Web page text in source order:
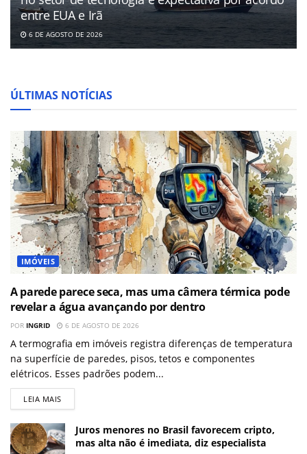
entre EUA e Irã
6 DE AGOSTO DE 2026
ÚLTIMAS NOTÍCIAS
IMÓVEIS
A parede parece seca, mas uma câmera térmica pode
revelar a água avançando por dentro
POR INGRID 6 DE AGOSTO DE 2026
A termografia em imóveis registra diferenças de temperatura
na superfície de paredes, pisos, tetos e componentes
elétricos. Esses padrões podem...
LEIA MAIS
Juros menores no Brasil favorecem cripto,
mas alta não é imediata, diz especialista